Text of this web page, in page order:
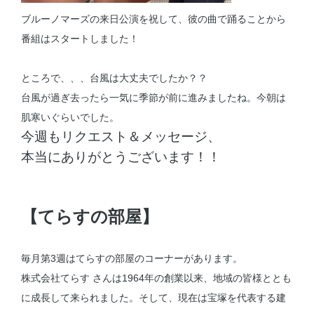
ブルーノマーズの来日公演を祝して、彼の曲で踊ることから
番組はスタートしました！
ところで、、、台風は大丈夫でしたか？？
台風が過ぎ去ったら一気に季節が前に進みましたね。今朝は
肌寒いぐらいでした。
今週もリクエスト＆メッセージ、
本当にありがとうございます！！
【てらすの部屋】
毎月第3週はてらすの部屋のコーナーがあります。
株式会社てらす さんは1964年の創業以来、地域の皆様ととも
に成長して来られました。そして、現在は宝塚を代表する建